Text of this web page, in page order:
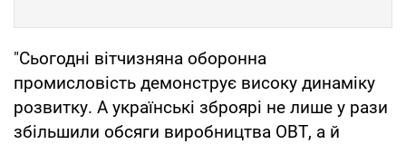
"Сьогодні вітчизняна оборонна
промисловість демонструє високу динаміку
розвитку. А українські зброярі не лише у рази
збільшили обсяги виробництва ОВТ, а й